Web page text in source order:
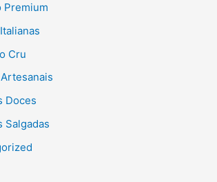
Premium
Cru
Doces
Salgadas